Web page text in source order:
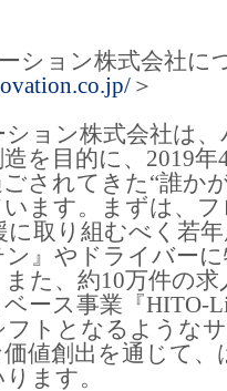
ション株式会社に
＞
ョン株式会社は
を目的に、2019
されてきた“誰か
ます。まずは、
に取り組むべく若
』やドライバー
また、約10万件の
ース事業『HITO-
トとなるような
値創出を通じて
ます。